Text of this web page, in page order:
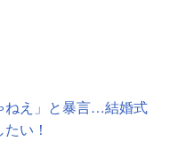
ねえ」と暴言…結婚式
い！